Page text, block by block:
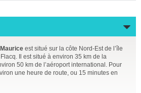
est situé sur la côte Nord-Est de l’île
Il est situé à environ 35 km de la
50 km de l’aéroport international. Pour
une heure de route, ou 15 minutes en